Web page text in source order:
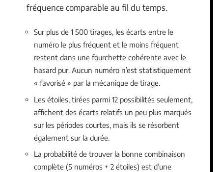
fréquence comparable au fil du temps.
Sur plus de 1 500 tirages, les écarts entre le
numéro le plus fréquent et le moins fréquent
restent dans une fourchette cohérente avec le
hasard pur. Aucun numéro n’est statistiquement
« favorisé » par la mécanique de tirage.
Les étoiles, tirées parmi 12 possibilités seulement,
affichent des écarts relatifs un peu plus marqués
sur les périodes courtes, mais ils se résorbent
également sur la durée.
La probabilité de trouver la bonne combinaison
complète (5 numéros + 2 étoiles) est d’une